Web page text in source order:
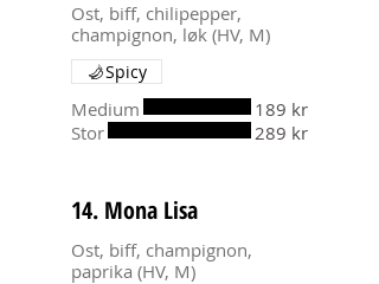
Ost, biff, chilipepper,
champignon, løk (HV, M)
Medium
189 kr
Stor
289 kr
Spicy
14. Mona Lisa
Ost, biff, champignon,
paprika (HV, M)